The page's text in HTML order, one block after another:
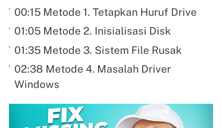
00:15 Metode 1. Tetapkan Huruf Drive
01:05 Metode 2. Inisialisasi Disk
01:35 Metode 3. Sistem File Rusak
02:38 Metode 4. Masalah Driver
Windows